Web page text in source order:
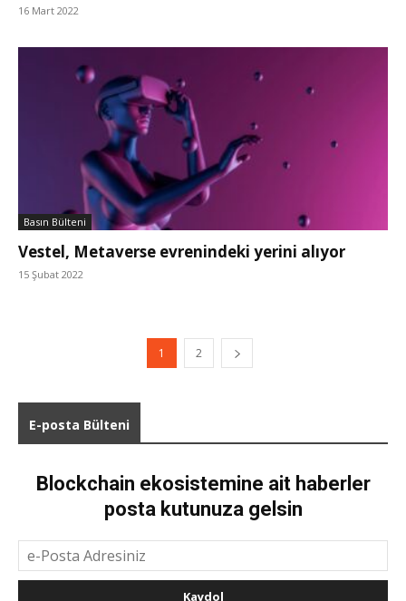
16 Mart 2022
Basın Bülteni
Vestel, Metaverse evrenindeki yerini alıyor
15 Şubat 2022
1 2
E-posta Bülteni
Blockchain ekosistemine ait haberler
posta kutunuza gelsin